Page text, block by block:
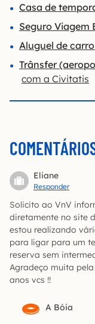
Casa de
Seguro Viagem
Aluguel de carro
Trânsfer
com a Civitatis
Eliane
Responder
Solicito ao VnV
diretamente no site
estou realizando
para ligar para um
reserva sem
Agradeço muita
anos vcs !!
A Bóia